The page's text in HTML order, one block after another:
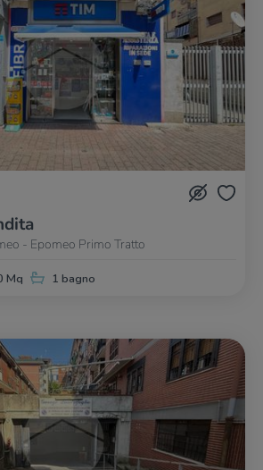
- Epomeo Primo Tratto
Mq 1 bagno